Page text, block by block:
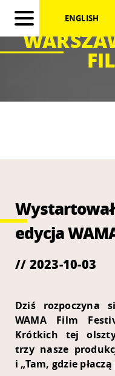
ENGLISH
edycja
// 2023-10-03
Dziś rozpoczyna
WAMA Film
Krótkich tej
trzy nasze
i „Tam, gdzie